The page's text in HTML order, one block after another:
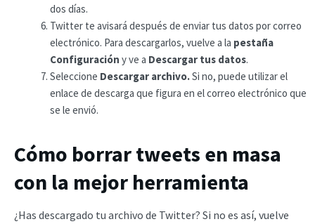
dos días.
Twitter te avisará después de enviar tus datos por correo
electrónico. Para descargarlos, vuelve a la pestaña
Configuración y ve a Descargar tus datos.
Seleccione Descargar archivo.Si no, puede utilizar el
enlace de descarga que figura en el correo electrónico que
se le envió.
Cómo borrar tweets en masa
con la mejor herramienta
¿Has descargado tu archivo de Twitter? Si no es así, vuelve